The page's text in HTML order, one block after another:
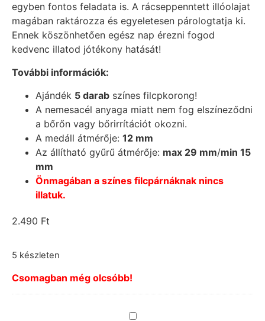
egyben fontos feladata is. A rácseppenntett illóolajat
magában raktározza és egyeletesen párologtatja ki.
Ennek köszönhetően egész nap érezni fogod
kedvenc illatod jótékony hatását!
További információk:
Ajándék 5 darab színes filcpkorong!
A nemesacél anyaga miatt nem fog elszíneződni
a bőrőn vagy bőrirrítációt okozni.
A medáll átmérője: 12 mm
Az állítható gyűrű átmérője: max 29 mm/min 15
mm
Önmagában a színes filcpárnáknak nincs
illatuk.
2.490 Ft
5 készleten
Csomagban még olcsóbb!
Gyűrűhöz